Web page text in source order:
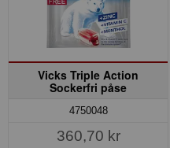
Vicks Triple Action
Sockerfri påse
4750048
360,70 kr